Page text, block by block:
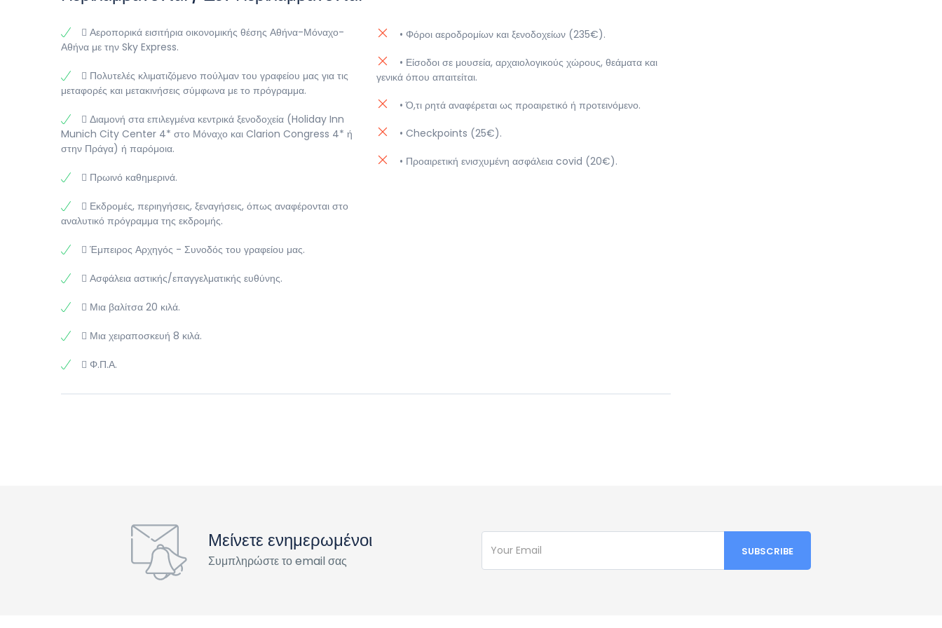
 Αεροπορικά εισιτήρια οικονομικής θέσης Αθήνα-Μόναχο-
Αθήνα με την Sky Express.
 Πολυτελές κλιματιζόμενο πούλμαν του γραφείου μας για τις
μεταφορές και μετακινήσεις σύμφωνα με το πρόγραμμα.
 Διαμονή στα επιλεγμένα κεντρικά ξενοδοχεία (Holiday Inn
Munich City Center 4* στο Μόναχο και Clarion Congress 4* ή
στην Πράγα) ή παρόμοια.
 Πρωινό καθημερινά.
 Εκδρομές, περιηγήσεις, ξεναγήσεις, όπως αναφέρονται στο
αναλυτικό πρόγραμμα της εκδρομής.
 Έμπειρος Αρχηγός - Συνοδός του γραφείου μας.
 Ασφάλεια αστικής/επαγγελματικής ευθύνης.
 Μια βαλίτσα 20 κιλά.
 Μια χειραποσκευή 8 κιλά.
 Φ.Π.Α.
• Φόροι αεροδρομίων και ξενοδοχείων (235€).
• Είσοδοι σε μουσεία, αρχαιολογικούς χώρους, θεάματα και
γενικά όπου απαιτείται.
• Ό,τι ρητά αναφέρεται ως προαιρετικό ή προτεινόμενο.
• Checkpoints (25€).
• Προαιρετική ενισχυμένη ασφάλεια covid (20€).
Μείνετε ενημερωμένοι
Συμπληρώστε το email σας